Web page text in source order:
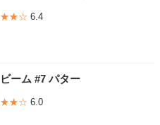
6.4
ーム #7 パター
6.0